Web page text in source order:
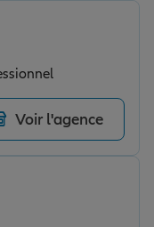
Voir l'agence